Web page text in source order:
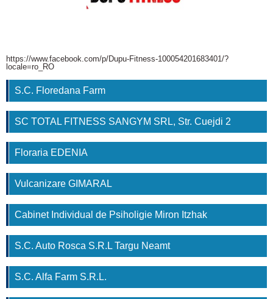
https://www.facebook.com/p/Dupu-Fitness-100054201683401/?
locale=ro_RO
S.C. Floredana Farm
SC TOTAL FITNESS SANGYM SRL, Str. Cuejdi 2
Floraria EDENIA
Vulcanizare GIMARAL
Cabinet Individual de Psiholigie Miron Itzhak
S.C. Auto Rosca S.R.L Targu Neamt
S.C. Alfa Farm S.R.L.